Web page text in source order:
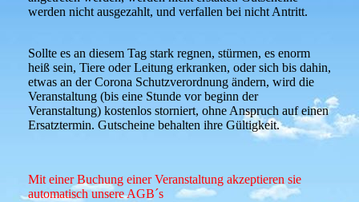
werden nicht ausgezahlt, und verfallen bei nicht Antritt.
Sollte es an diesem Tag stark regnen, stürmen, es enorm
heiß sein, Tiere oder Leitung erkranken, oder sich bis dahin,
etwas an der Corona Schutzverordnung ändern, wird die
Veranstaltung (bis eine Stunde vor beginn der
Veranstaltung) kostenlos storniert, ohne Anspruch auf einen
Ersatztermin. Gutscheine behalten ihre Gültigkeit.
Mit einer Buchung einer Veranstaltung akzeptieren sie
automatisch unsere AGB´s